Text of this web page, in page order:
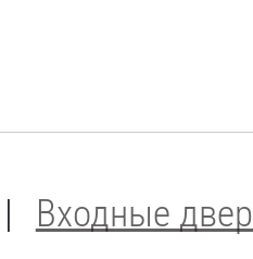
Входные